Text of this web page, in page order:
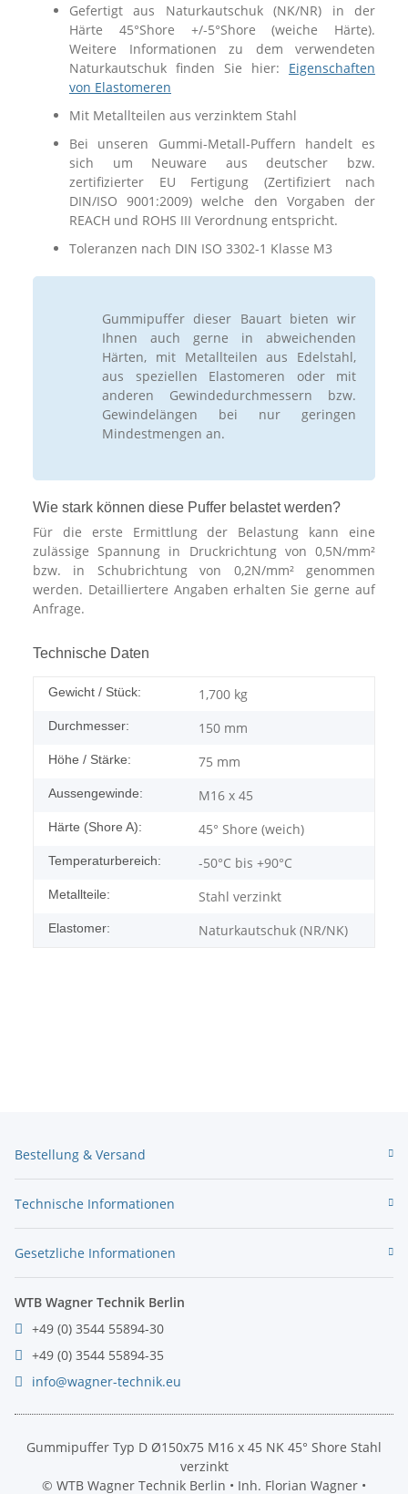
Gefertigt aus Naturkautschuk (NK/NR) in der
Härte 45°Shore +/-5°Shore (weiche Härte).
Weitere Informationen zu dem verwendeten
Naturkautschuk finden Sie hier: Eigenschaften
von Elastomeren
Mit Metallteilen aus verzinktem Stahl
Bei unseren Gummi-Metall-Puffern handelt es
sich um Neuware aus deutscher bzw.
zertifizierter EU Fertigung (Zertifiziert nach
DIN/ISO 9001:2009) welche den Vorgaben der
REACH und ROHS III Verordnung entspricht.
Toleranzen nach DIN ISO 3302-1 Klasse M3
Gummipuffer dieser Bauart bieten wir
Ihnen auch gerne in abweichenden
Härten, mit Metallteilen aus Edelstahl,
aus speziellen Elastomeren oder mit
anderen Gewindedurchmessern bzw.
Gewindelängen bei nur geringen
Mindestmengen an.
Wie stark können diese Puffer belastet werden?
Für die erste Ermittlung der Belastung kann eine
zulässige Spannung in Druckrichtung von 0,5N/mm²
bzw. in Schubrichtung von 0,2N/mm² genommen
werden. Detailliertere Angaben erhalten Sie gerne auf
Anfrage.
Technische Daten
Gewicht / Stück: 1,700 kg
Durchmesser: 150 mm
Höhe / Stärke: 75 mm
Aussengewinde: M16 x 45
Härte (Shore A): 45° Shore (weich)
Temperaturbereich: -50°C bis +90°C
Metallteile: Stahl verzinkt
Elastomer: Naturkautschuk (NR/NK)
Bestellung & Versand
Technische Informationen
Gesetzliche Informationen
WTB Wagner Technik Berlin
+49 (0) 3544 55894-30
+49 (0) 3544 55894-35
info@wagner-technik.eu
Gummipuffer Typ D Ø150x75 M16 x 45 NK 45° Shore Stahl
verzinkt
© WTB Wagner Technik Berlin • Inh. Florian Wagner •